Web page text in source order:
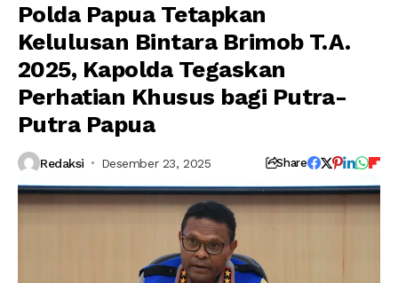
Polda Papua Tetapkan
Kelulusan Bintara Brimob T.A.
2025, Kapolda Tegaskan
Perhatian Khusus bagi Putra-
Putra Papua
Redaksi Desember 23, 2025 Share